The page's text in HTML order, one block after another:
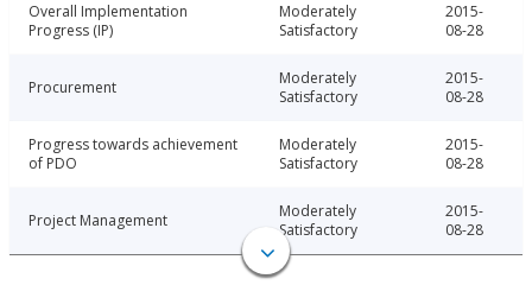
Overall Implementation
Progress (IP)
Moderately
Satisfactory
2015-
08-28
Procurement
Moderately
Satisfactory
2015-
08-28
Progress towards achievement
of PDO
Moderately
Satisfactory
2015-
08-28
Project Management
Moderately
Satisfactory
2015-
08-28